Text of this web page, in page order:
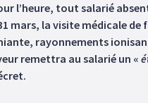
l’heure, tout salarié
mars, la visite médicale
rayonnements
remettra au salarié un «